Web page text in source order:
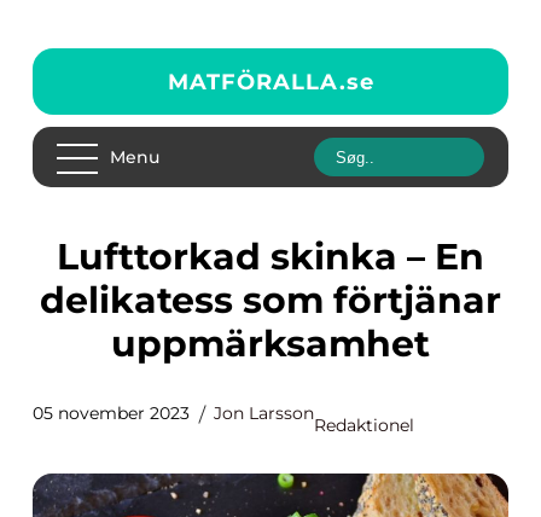
MATFÖRALLA.se
Menu
Lufttorkad skinka – En
delikatess som förtjänar
uppmärksamhet
05 november 2023 Jon Larsson
Redaktionel